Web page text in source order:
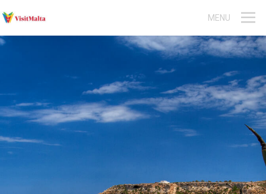
Malta-Reisen
Gozo-Reisen
Gruppen- und Aktivreisen
Event-Reisen
Sprachreisen
MENU